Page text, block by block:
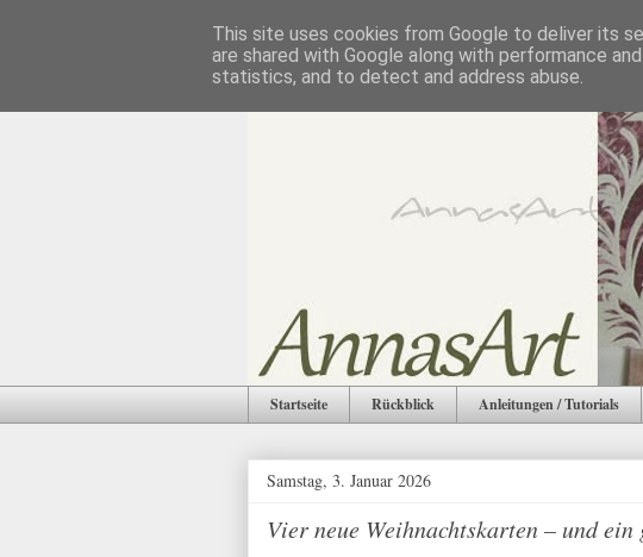
Startseite Rückblick Anleitungen / Tutorials
Samstag, 3. Januar 2026
Vier neue Weihnachtskarten – und
This site uses cookies from Google to deliver its
are shared with Google along with performance
statistics, and to detect and address abuse.